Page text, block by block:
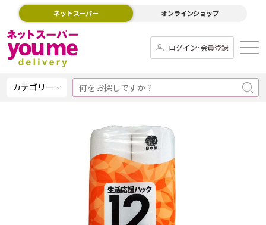
ネットスーパー オンラインショップ
ログイン･会員登録
カテゴリー